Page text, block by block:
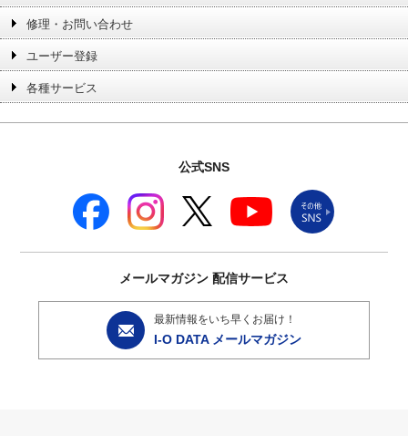
修理・お問い合わせ
ユーザー登録
各種サービス
公式SNS
メールマガジン 配信サービス
最新情報をいち早くお届け！
I-O DATA メールマガジン